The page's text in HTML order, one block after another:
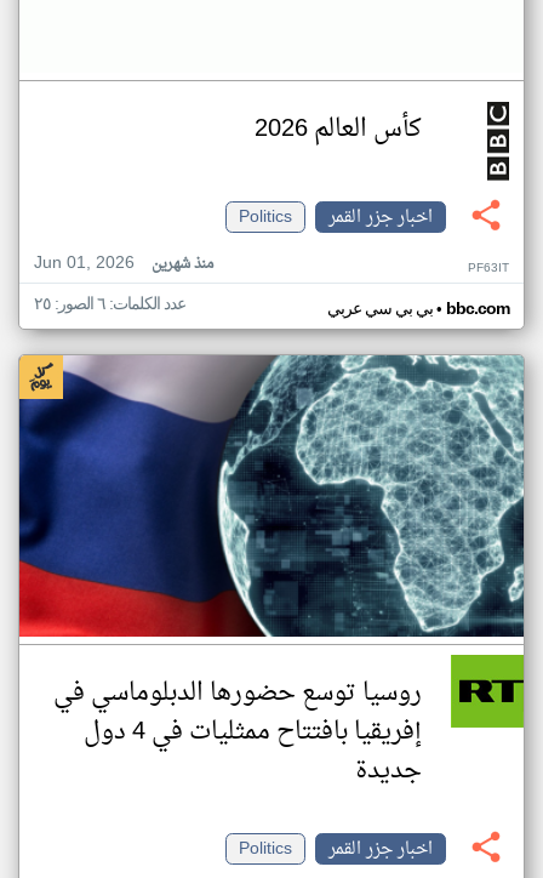
كأس العالم 2026
اخبار جزر القمر
Politics
Jun 01, 2026
منذ شهرين PF63IT
بي بي سي عربي• bbc.com عدد الكلمات: ٦ الصور: ٢٥
روسيا توسع حضورها الدبلوماسي في
إفريقيا بافتتاح ممثليات في 4 دول
جديدة
اخبار جزر القمر
Politics